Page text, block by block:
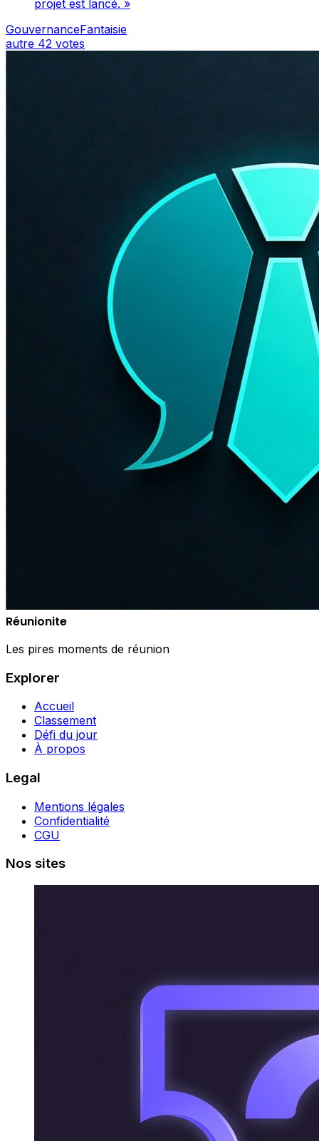
projet est lancé. »
GouvernanceFantaisie
autre 42 votes
Réunionite
Les pires moments de réunion
Explorer
Accueil
Classement
Défi du jour
À propos
Legal
Mentions légales
Confidentialité
CGU
Nos sites